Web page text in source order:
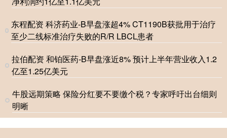
东程配资 科济药业-B早盘涨超4% CT1190B获批用于治疗
至少二线标准治疗失败的R/R LBCL患者
拉伯配资 和铂医药-B早盘涨近8% 预计上半年营业收入1.2
亿至1.25亿美元
牛股远期策略 保险分红要不要缴个税？专家呼吁出台细则
明晰